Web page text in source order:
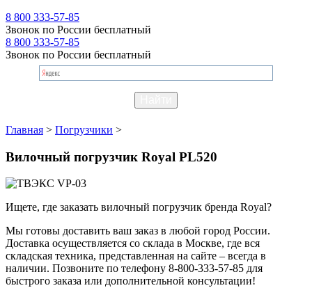
8 800 333-57-85
Звонок по России бесплатный
8 800 333-57-85
Звонок по России бесплатный
Главная > Погрузчики >
Вилочный погрузчик Royal PL520
Ищете, где заказать вилочный погрузчик бренда Royal?
Мы готовы доставить ваш заказ в любой город России.
Доставка осуществляется со склада в Москве, где вся
складская техника, представленная на сайте – всегда в
наличии. Позвоните по телефону 8-800-333-57-85 для
быстрого заказа или дополнительной консультации!